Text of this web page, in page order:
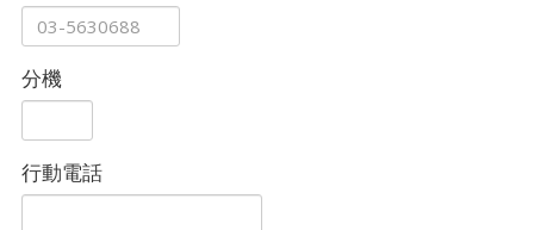
分機
行動電話